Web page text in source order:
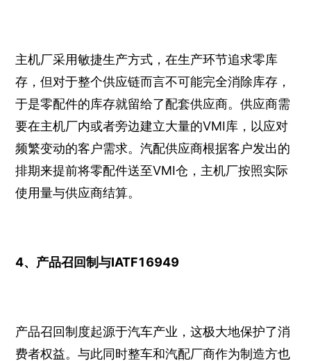
主机厂采用敏捷生产方式，在生产环节追求零库
存，但对于整个供应链而言不可能完全消除库存，
于是零配件的库存就留给了配套供应商。供应商需
要在主机厂内或者旁边建立大量的VMI库，以应对
频繁变动的客户需求。汽配供应商根据客户发出的
排期来提前将零配件送至VMI仓，主机厂按照实际
使用量与供应商结算。
4、产品召回制与IATF16949
产品召回制度起源于汽车产业，这极大地保护了消
费者权益。与此同时整车和汽配厂商作为制造方也